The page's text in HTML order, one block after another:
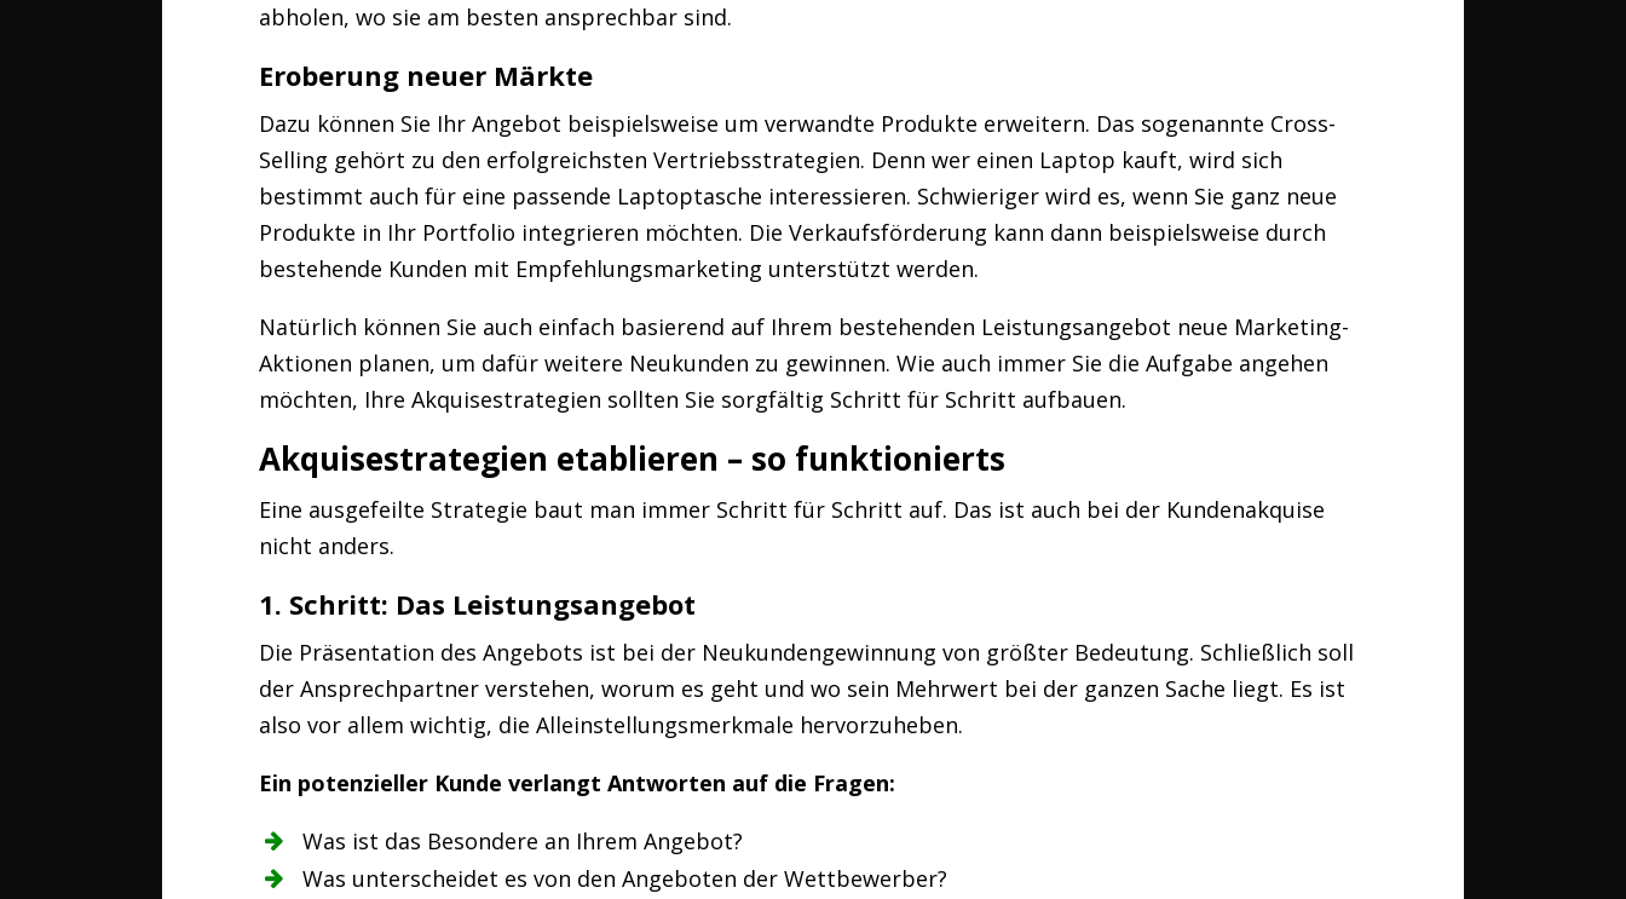
abholen, wo sie am besten ansprechbar sind.
Eroberung neuer Märkte
Dazu können Sie Ihr Angebot beispielsweise um verwandte Produkte erweitern. Das sogenannte Cross-
Selling gehört zu den erfolgreichsten Vertriebsstrategien. Denn wer einen Laptop kauft, wird sich
bestimmt auch für eine passende Laptoptasche interessieren. Schwieriger wird es, wenn Sie ganz neue
Produkte in Ihr Portfolio integrieren möchten. Die Verkaufsförderung kann dann beispielsweise durch
bestehende Kunden mit Empfehlungsmarketing unterstützt werden.
Natürlich können Sie auch einfach basierend auf Ihrem bestehenden Leistungsangebot neue Marketing-
Aktionen planen, um dafür weitere Neukunden zu gewinnen. Wie auch immer Sie die Aufgabe angehen
möchten, Ihre Akquisestrategien sollten Sie sorgfältig Schritt für Schritt aufbauen.
Akquisestrategien etablieren – so funktionierts
Eine ausgefeilte Strategie baut man immer Schritt für Schritt auf. Das ist auch bei der Kundenakquise
nicht anders.
1. Schritt: Das Leistungsangebot
Die Präsentation des Angebots ist bei der Neukundengewinnung von größter Bedeutung. Schließlich soll
der Ansprechpartner verstehen, worum es geht und wo sein Mehrwert bei der ganzen Sache liegt. Es ist
also vor allem wichtig, die Alleinstellungsmerkmale hervorzuheben.
Ein potenzieller Kunde verlangt Antworten auf die Fragen:
Was ist das Besondere an Ihrem Angebot?
Was unterscheidet es von den Angeboten der Wettbewerber?